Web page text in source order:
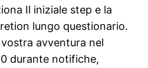
Il iniziale step e la
lungo questionario.
avventura nel
durante notifiche,